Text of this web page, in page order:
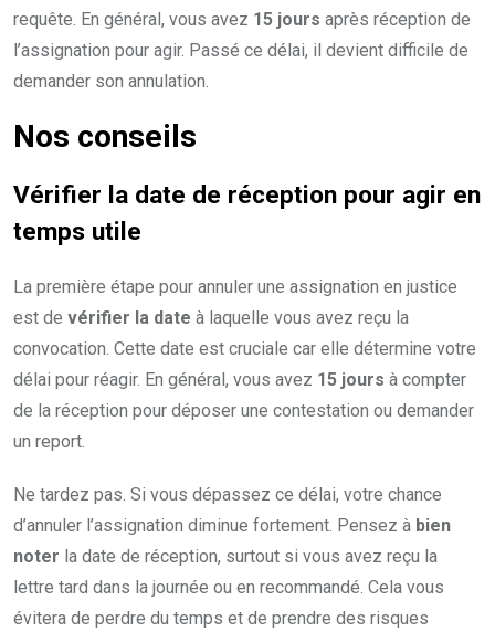
requête. En général, vous avez 15 jours après réception de
l’assignation pour agir. Passé ce délai, il devient difficile de
demander son annulation.
Nos conseils
Vérifier la date de réception pour agir en
temps utile
La première étape pour annuler une assignation en justice
est de vérifier la date à laquelle vous avez reçu la
convocation. Cette date est cruciale car elle détermine votre
délai pour réagir. En général, vous avez 15 jours à compter
de la réception pour déposer une contestation ou demander
un report.
Ne tardez pas. Si vous dépassez ce délai, votre chance
d’annuler l’assignation diminue fortement. Pensez à bien
noter la date de réception, surtout si vous avez reçu la
lettre tard dans la journée ou en recommandé. Cela vous
évitera de perdre du temps et de prendre des risques